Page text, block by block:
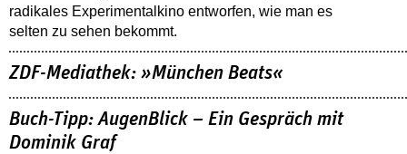
radikales Experimentalkino entworfen, wie man es
selten zu sehen bekommt.
ZDF-Mediathek: »München Beats«
Buch-Tipp: AugenBlick – Ein Gespräch mit
Dominik Graf